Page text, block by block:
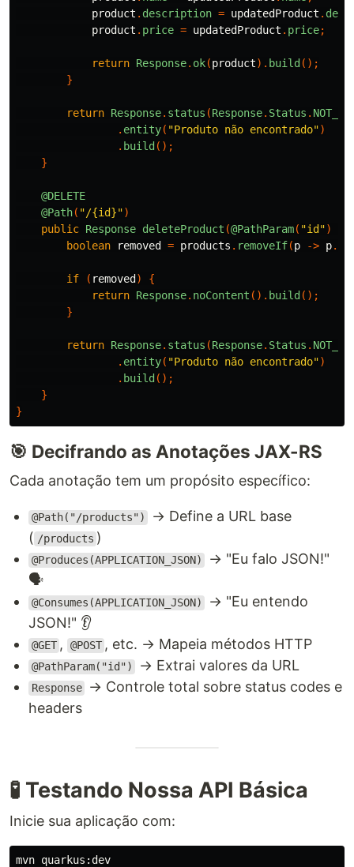
product . description = updatedProduct .
product . price = updatedProduct . price;
return Response. ok(product). build ();
}
return Response. status (Response. Status .
. entity( "Produto não encontrado")
. build ();
}
@DELETE
@Path( "/{id}")
public Response deleteProduct (@PathParam( "id")
boolean
removed = products . removeIf(p -> p.
if ( removed )
{
return Response. noContent (). build ();
}
return Response. status (Response. Status .
. entity( "Produto não encontrado")
. build ();
}
}
🎯 Decifrando as Anotações JAX-RS
Cada anotação tem um propósito específico:
@Path("/products")
→ Define a URL base
( /products )
@Produces(APPLICATION_JSON)
→ "Eu falo JSON!"
🗣️
@Consumes(APPLICATION_JSON)
→ "Eu entendo
JSON!" 👂
@GET , @POST , etc. → Mapeia métodos HTTP
@PathParam("id") → Extrai valores da URL
Response
→ Controle total sobre status codes e
headers
🧪 Testando Nossa API Básica
Inicie sua aplicação com: